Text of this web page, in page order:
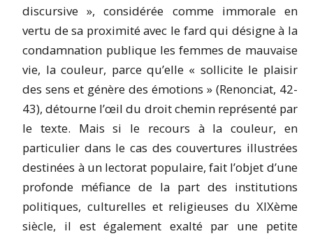
discursive », considérée comme immorale en
vertu de sa proximité avec le fard qui désigne à la
condamnation publique les femmes de mauvaise
vie, la couleur, parce qu’elle « sollicite le plaisir
des sens et génère des émotions » (Renonciat, 42-
43), détourne l’œil du droit chemin représenté par
le texte. Mais si le recours à la couleur, en
particulier dans le cas des couvertures illustrées
destinées à un lectorat populaire, fait l’objet d’une
profonde méfiance de la part des institutions
politiques, culturelles et religieuses du XIXème
siècle, il est également exalté par une petite